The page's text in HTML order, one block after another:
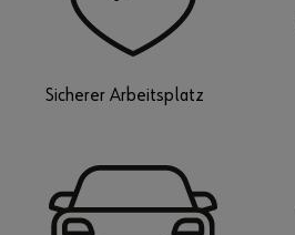
Sicherer Arbeitsplatz